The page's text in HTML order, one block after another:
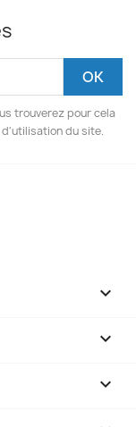
trouverez pour cela
du site.


